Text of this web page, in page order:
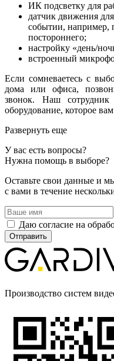
ИК подсветку для
датчик движения
событии, например,
постороннего;
настройку «день/
встроенный
Если сомневаетесь с
дома или офиса,
звонок. Наш
оборудование, которое
Развернуть еще
У вас есть вопросы?
Нужна помощь в выборе?
Оставьте свои данные и
с вами в течение
Даю согласие на
Производство систем